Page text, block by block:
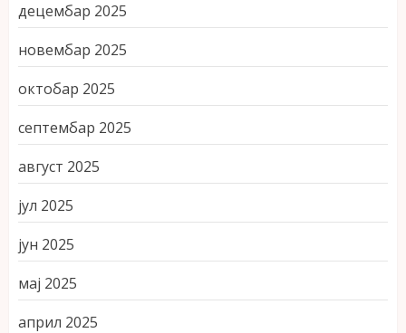
децембар 2025
новембар 2025
октобар 2025
септембар 2025
август 2025
јул 2025
јун 2025
мај 2025
април 2025